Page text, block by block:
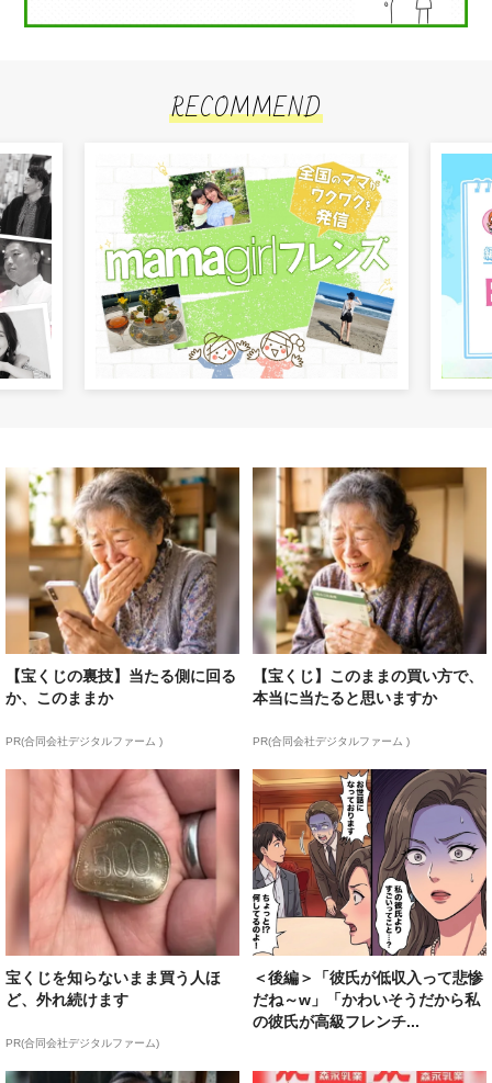
RECOMMEND
【宝くじの裏技】当たる側に回る
か、このままか
PR(合同会社デジタルファーム )
【宝くじ】このままの買い方で、
本当に当たると思いますか
PR(合同会社デジタルファーム )
宝くじを知らないまま買う人ほ
ど、外れ続けます
PR(合同会社デジタルファーム)
＜後編＞「彼氏が低収入って悲惨
だね～w」「かわいそうだから私
の彼氏が高級フレンチ...